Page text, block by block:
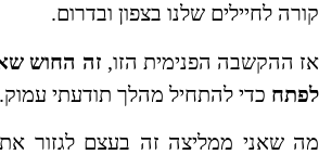
קורה לחיילים שלנו בצפון ובדרום.
אז ההקשבה הפנימית הזו, זה החוש
לפתח כדי להתחיל מהלך תודעתי עמוק.
מה שאני ממליצה זה בעצם לגזור